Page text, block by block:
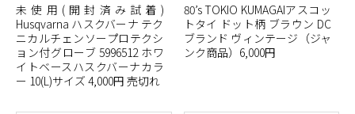
未使用(開封済み試着)
Husqvarna ハスクバーナ テク
ニカルチェンソープロテクシ
ョン付グローブ 5996512 ホワ
イトベースハスクバーナカラ
ー 10(L)サイズ 4,000円 売切れ
80’s TOKIO KUMAGAIアスコッ
トタイ ドット柄 ブラウン DC
ブランド ヴィンテージ（ジャ
ンク商品）6,000円